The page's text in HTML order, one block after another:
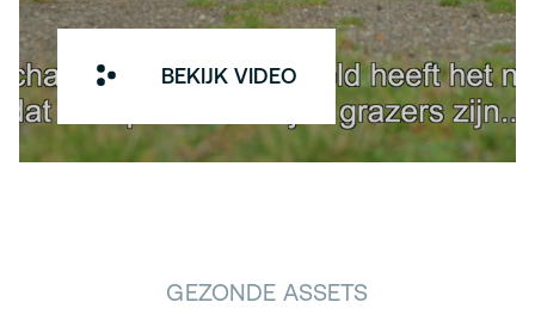
BEKIJK VIDEO
GEZONDE ASSETS